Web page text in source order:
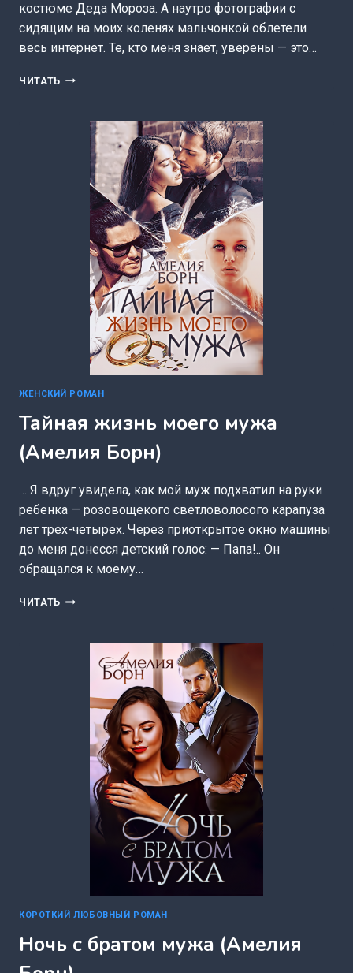
костюме Деда Мороза. А наутро фотографии с
сидящим на моих коленях мальчонкой облетели
весь интернет. Те, кто меня знает, уверены — это…
ЧИТАТЬ ЗДРАВСТВУЙ,
(АМЕЛИЯ
ЖЕНСКИЙ РОМАН
Тайная жизнь моего мужа
(Амелия Борн)
… Я вдруг увидела, как мой муж подхватил на руки
ребенка — розовощекого светловолосого карапуза
лет трех-четырех. Через приоткрытое окно машины
до меня донесся детский голос: — Папа!.. Он
обращался к моему…
ЧИТАТЬ ТАЙНАЯ
МУЖА
(АМЕЛИЯ
КОРОТКИЙ ЛЮБОВНЫЙ РОМАН
Ночь с братом мужа (Амелия